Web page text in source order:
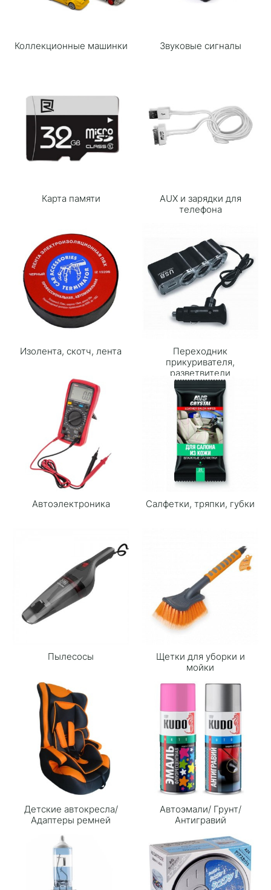
Коллекционные машинки Звуковые сигналы
Карта памяти
AUX и зарядки для
телефона
Изолента, скотч, лента
Переходник
прикуривателя,
разветвители
Автоэлектроника Cалфетки, тряпки, губки
Пылесосы
Щетки для уборки и
мойки
Детские автокресла/
Адаптеры ремней
Автоэмали/ Грунт/
Антигравий